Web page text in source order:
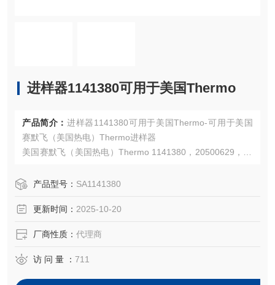
进样器1141380可用于美国Thermo
产品简介： 进样器1141380可用于美国Thermo-可用于美国
赛默飞（美国热电）Thermo进样器
美国赛默飞（美国热电）Thermo 1141380，20500629，20
注：使用OEM编号仅仅是为了方便查询，并不代表产品来自
于所对应仪器。
产品型号： SA1141380
更新时间： 2025-10-20
厂商性质： 代理商
访 问 量 ： 711